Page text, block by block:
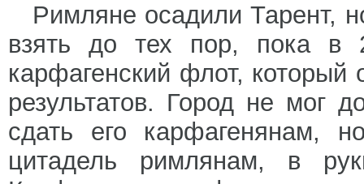
Римляне осадили Тарент,
взять до тех пор, пока
карфагенский флот,
результатов. Город не мог
сдать его карфагенянам,
цитадель римлянам, в